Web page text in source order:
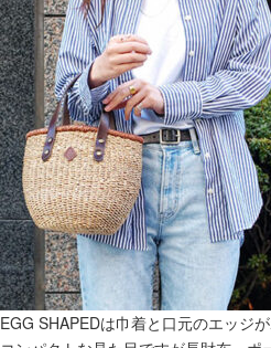
EGG SHAPEDは巾着と口元のエッジ